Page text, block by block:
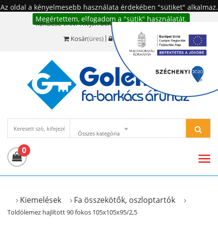
Az oldal a kényelmesebb használata érdekében "sütiket" alkalmaz.
Megértettem, elfogadom a "sütik" használatát.
KÉRDÉSE VAN? Hívjon bennünket!:+36 20 977-6494
Kosár(üres) Bejelentkezés
Összes kategória
0
Kiemelések Fa összekötők, oszloptartók
Toldólemez hajlított 90 fokos 105x105x95/2,5